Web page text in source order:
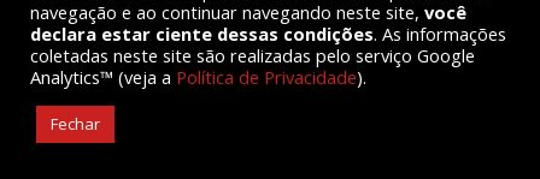
POLÍTICAS PÚBLICAS
POR UM CAF MAIS INCLUSIVO
navegação e ao continuar navegando neste site, você
declara estar ciente dessas condições. As informações
coletadas neste site são realizadas pelo serviço Google
Analytics™ (veja a Política de Privacidade).
Fechar